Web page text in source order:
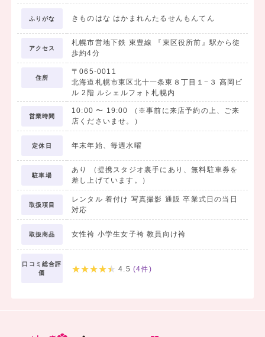
ふりがな きものはな はかまれんたるせんもんてん
アクセス
札幌市営地下鉄 東豊線 『東区役所前』駅から徒
歩約4分
住所
〒065-0011
北海道札幌市東区北十一条東８丁目１−３ 高岡ビ
ル 2階 ルシェルフォト札幌内
営業時間
10:00 〜 19:00
（※事前に来店予約の上、ご来
店くださいませ。）
定休日 年末年始、毎週水曜
駐車場
あり （提携スタジオ裏手にあり、無料駐車券を
差し上げています。）
取扱項目
レンタル 着付け 写真撮影 通販 卒業式日の当日
対応
取扱商品 女性袴 小学生女子袴 教員向け袴
口コミ総合評
価
4.5 (4件)